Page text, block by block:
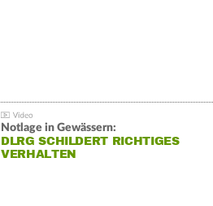
Notlage in Gewässern:
DLRG SCHILDERT RICHTIGES
VERHALTEN